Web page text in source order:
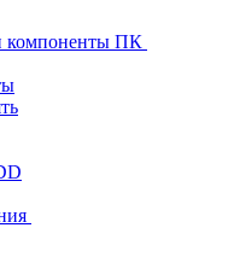
компоненты ПК